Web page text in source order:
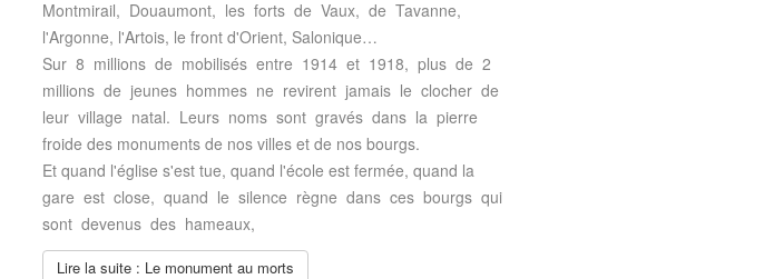
Montmirail, Douaumont, les forts de Vaux, de Tavanne,
l'Argonne, l'Artois, le front d'Orient, Salonique…
Sur 8 millions de mobilisés entre 1914 et 1918, plus de 2
millions de jeunes hommes ne revirent jamais le clocher de
leur village natal. Leurs noms sont gravés dans la pierre
froide des monuments de nos villes et de nos bourgs.
Et quand l'église s'est tue, quand l'école est fermée, quand la
gare est close, quand le silence règne dans ces bourgs qui
sont devenus des hameaux,
Lire la suite : Le monument au morts